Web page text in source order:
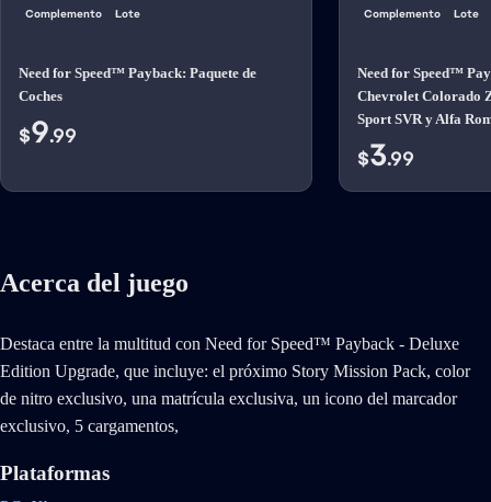
Complemento Lote
Need for Speed™ Payback: Paquete de
Coches
$9.99
Complemento Lote
Need for Speed™
Chevrolet Colorado
Sport SVR y Alfa
$3.99
Acerca del juego
Destaca entre la multitud con Need for Speed™ Payback - Deluxe
Edition Upgrade, que incluye: el próximo Story Mission Pack, color
de nitro exclusivo, una matrícula exclusiva, un icono del marcador
exclusivo, 5 cargamentos,
Plataformas